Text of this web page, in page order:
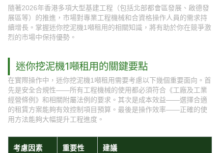
隨著2026年香港多項大型基建工程（包括北部都會區發展、啟德發
展區等）的推進，市場對專業工程機械和合資格操作人員的需求持
續增長。掌握迷你挖泥機1噸租用的相關知識，將有助於你在競爭激
烈的市場中保持優勢。
迷你挖泥機1噸租用的關鍵要點
在實際操作中，迷你挖泥機1噸租用需要考慮以下幾個重要面向。首
先是安全合規性——所有工程機械的使用都必須符合《工廠及工業
經營條例》和相關附屬法例的要求。其次是成本效益——選擇合適
的租賃方案能夠有效控制項目預算。最後是操作效率——正確的使
用方法能夠大幅提升工程進度。
考慮因素 重要性 建議